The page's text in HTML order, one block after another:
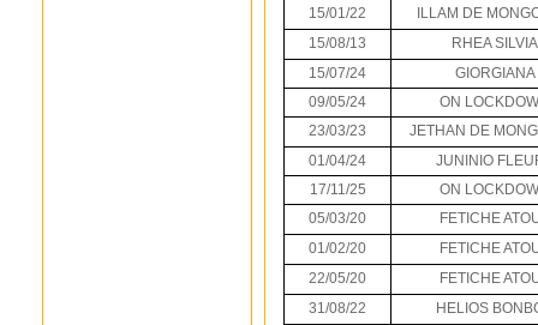
15/01/22
ILLAM DE
15/08/13
RHEA SILVIA
15/07/24
GIORGIANA
09/05/24
ON
23/03/23
JETHAN DE
01/04/24
JUNINIO
17/11/25
ON
05/03/20
FETICHE
01/02/20
FETICHE
22/05/20
FETICHE
31/08/22
HELIOS